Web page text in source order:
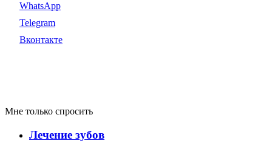
WhatsApp
Telegram
Вконтакте
Мне только спросить
Лечение зубов